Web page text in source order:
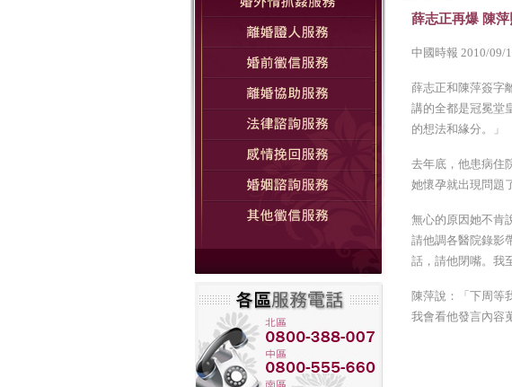
薛志正再爆 陳萍
中國時報 2010/09/
薛志正和陳萍簽字
講的全都是冠冕堂
的想法和緣分。」
去年底，他患病住
她懷孕就出現問題
無心的原因她不肯
請他調各醫院錄影
話，請他閉嘴。我
陳萍說：「下周等
我會看他發言內容